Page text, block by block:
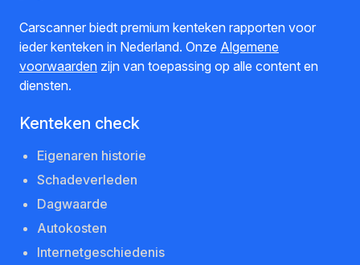
Carscanner biedt premium kenteken rapporten voor
ieder kenteken in Nederland. Onze Algemene
voorwaarden zijn van toepassing op alle content en
diensten.
Kenteken check
Eigenaren historie
Schadeverleden
Dagwaarde
Autokosten
Internetgeschiedenis